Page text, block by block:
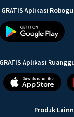
GRATIS Aplikasi
Aplikasi
Produk